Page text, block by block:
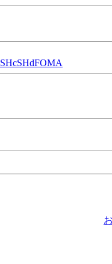
SHcSHdFOMA